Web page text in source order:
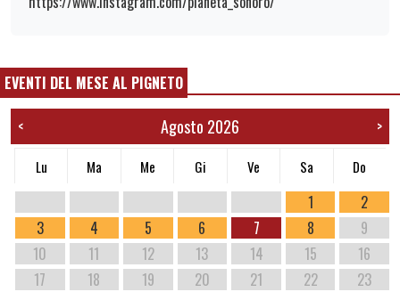
EVENTI DEL MESE AL PIGNETO
< Agosto 2026 >
Lu Ma Me Gi Ve Sa Do
1
2
3
4 5 6 7 8
9
10
11 12 13 14 15
16
17
18 19 20 21 22
23